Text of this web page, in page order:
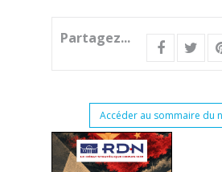
Partagez...
Accéder au sommaire du